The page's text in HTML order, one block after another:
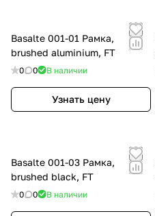
Basalte 001-01 Рамка,
brushed aluminium, FT
0 0 В наличии
Узнать цену
Basalte 001-03 Рамка,
brushed black, FT
0 0 В наличии